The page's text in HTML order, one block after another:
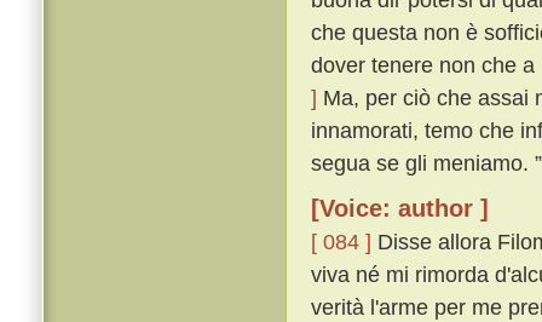
che questa non è
dover tenere non che
] Ma, per ciò che assai
innamorati, temo che
segua se gli meniamo. ”
[Voice: author ]
[ 084 ] Disse allora
viva né mi rimorda
verità l'arme per me